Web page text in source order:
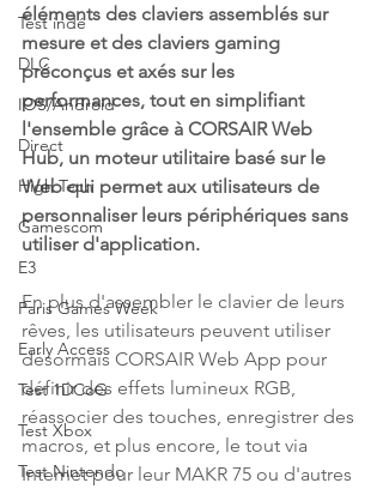
Test indé
DLC
IOS/Android
Direct
High Tech
Gamescom
E3
Paris Games Week
Early Access
Test 1DCoG
Test Xbox
Test Nintendo
éléments des claviers assemblés sur
mesure et des claviers gaming
préconçus et axés sur les
performances, tout en simplifiant
l'ensemble grâce à CORSAIR Web
Hub, un moteur utilitaire basé sur le
Web qui permet aux utilisateurs de
personnaliser leurs périphériques sans
utiliser d'application.
En plus d'assembler le clavier de leurs
rêves, les utilisateurs peuvent utiliser
désormais CORSAIR Web App pour
définir des effets lumineux RGB,
réassocier des touches, enregistrer des
macros, et plus encore, le tout via
Internet pour leur MAKR 75 ou d'autres